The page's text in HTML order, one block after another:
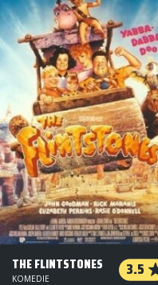
THE FLINTSTONES 3.5
KOMEDIE